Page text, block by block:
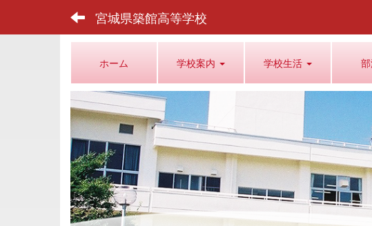
宮城県築館高等学校
ホーム 学校案内 学校生活